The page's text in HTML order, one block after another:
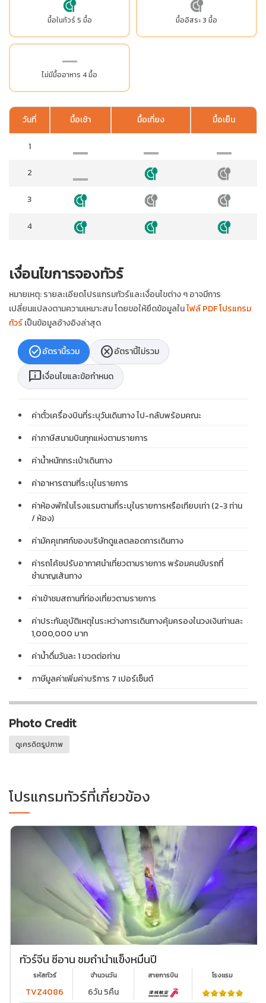
มื้อในทัวร์ 5 มื้อ มื้ออิสระ 3 มื้อ
ไม่มีมื้ออาหาร 4 มื้อ
วันที่ มื้อเช้า มื้อเที่ยง มื้อเย็น
1
2
3
4
เงื่อนไขการจองทัวร์
หมายเหตุ: รายละเอียดโปรแกรมทัวร์และเงื่อนไขต่าง ๆ อาจมีการ
เปลี่ยนแปลงตามความเหมาะสม โดยขอให้ยึดข้อมูลในไฟล์ PDF โปรแกรม
ทัวร์เป็นข้อมูลอ้างอิงล่าสุด
check_circleอัตรานี้รวม cancelอัตรานี้ไม่รวม
chat_infoเงื่อนไขและข้อกำหนด
ค่าตั๋วเครื่องบินที่ระบุวันเดินทาง ไป-กลับพร้อมคณะ
ค่าภาษีสนามบินทุกแห่งตามรายการ
ค่าน้ำหนักกระเป๋าเดินทาง
ค่าอาหารตามที่ระบุในรายการ
ค่าห้องพักในโรงแรมตามที่ระบุในรายการหรือเทียบเท่า (2-3 ท่าน
/ ห้อง)
ค่ามัคคุเทศก์ของบริษัทดูแลตลอดการเดินทาง
ค่ารถโค้ชปรับอากาศนำเที่ยวตามรายการ พร้อมคนขับรถที่
ชำนาญเส้นทาง
ค่าเข้าชมสถานที่ท่องเที่ยวตามรายการ
ค่าประกันอุบัติเหตุในระหว่างการเดินทางคุ้มครองในวงเงินท่านละ
1,000,000 บาท
ค่าน้ำดื่มวันละ 1 ขวดต่อท่าน
ภาษีมูลค่าเพิ่มค่าบริการ 7 เปอร์เซ็นต์
Photo Credit
ดูเครดิตรูปภาพ
โปรแกรมทัวร์ที่เกี่ยวข้อง
ทัวร์จีน ซีอาน ชมถ้ำน้ำแข็งหมื่นปี
รหัสทัวร์
TVZ4086
จำนวนวัน
6วัน 5คืน
สายการบิน โรงเเรม